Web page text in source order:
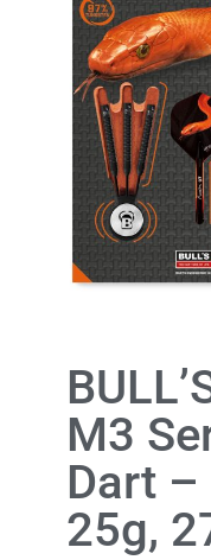
M3
Dart –
25g,